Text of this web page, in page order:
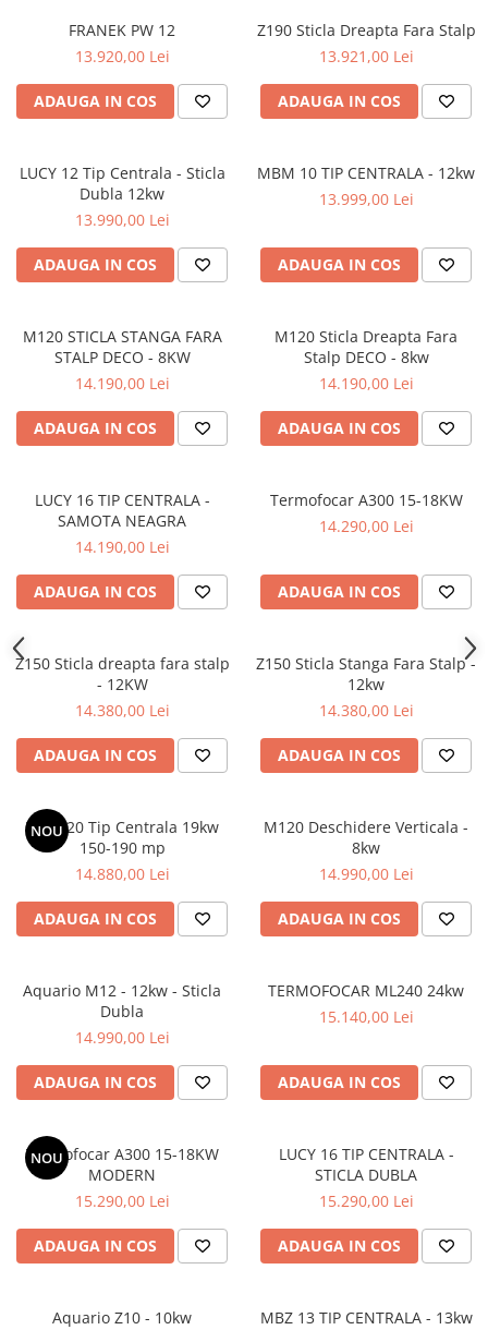
FRANEK PW 12
13.920,00 Lei
ADAUGA IN COS
Z190 Sticla Dreapta Fara Stalp
13.921,00 Lei
ADAUGA IN COS
LUCY 12 Tip Centrala - Sticla
Dubla 12kw
13.990,00 Lei
ADAUGA IN COS
MBM 10 TIP CENTRALA - 12kw
13.999,00 Lei
ADAUGA IN COS
M120 STICLA STANGA FARA
STALP DECO - 8KW
14.190,00 Lei
ADAUGA IN COS
M120 Sticla Dreapta Fara
Stalp DECO - 8kw
14.190,00 Lei
ADAUGA IN COS
LUCY 16 TIP CENTRALA -
SAMOTA NEAGRA
14.190,00 Lei
ADAUGA IN COS
Termofocar A300 15-18KW
14.290,00 Lei
ADAUGA IN COS
Z150 Sticla dreapta fara stalp
- 12KW
14.380,00 Lei
ADAUGA IN COS
Z150 Sticla Stanga Fara Stalp -
12kw
14.380,00 Lei
ADAUGA IN COS
NOU
LUCY 20 Tip Centrala 19kw
150-190 mp
14.880,00 Lei
ADAUGA IN COS
M120 Deschidere Verticala -
8kw
14.990,00 Lei
ADAUGA IN COS
Aquario M12 - 12kw - Sticla
Dubla
14.990,00 Lei
ADAUGA IN COS
TERMOFOCAR ML240 24kw
15.140,00 Lei
ADAUGA IN COS
NOU
Termofocar A300 15-18KW
MODERN
15.290,00 Lei
ADAUGA IN COS
LUCY 16 TIP CENTRALA -
STICLA DUBLA
15.290,00 Lei
ADAUGA IN COS
Aquario Z10 - 10kw
MBZ 13 TIP CENTRALA - 13kw